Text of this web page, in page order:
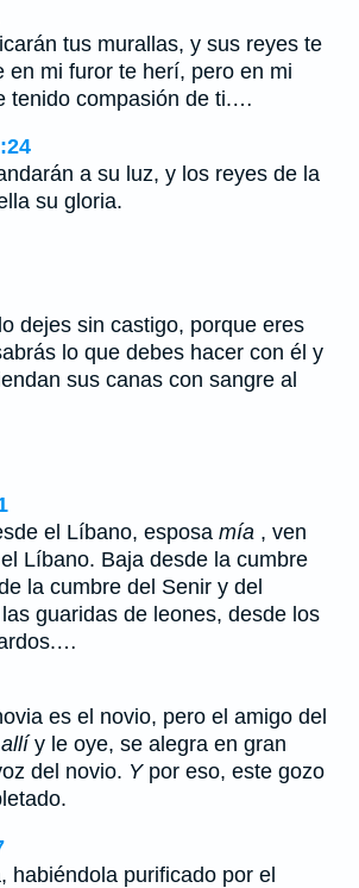
tus murallas, y sus reyes te
en mi furor te herí, pero en mi
tenido compasión de ti.…
a su luz, y los reyes de la
su gloria.
dejes sin castigo, porque eres
lo que debes hacer con él y
sus canas con sangre al
el Líbano, esposa mía , ven
Líbano. Baja desde la cumbre
la cumbre del Senir y del
guaridas de leones, desde los
es el novio, pero el amigo del
allíy le oye, se alegra en gran
del novio. Ypor eso, este gozo
habiéndola purificado por el